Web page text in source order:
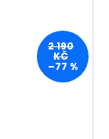
2 190
KČ
–77 %